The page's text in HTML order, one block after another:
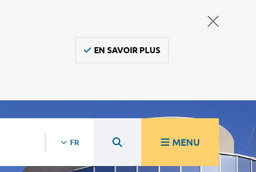
EN SAVOIR PLUS
FR MENU